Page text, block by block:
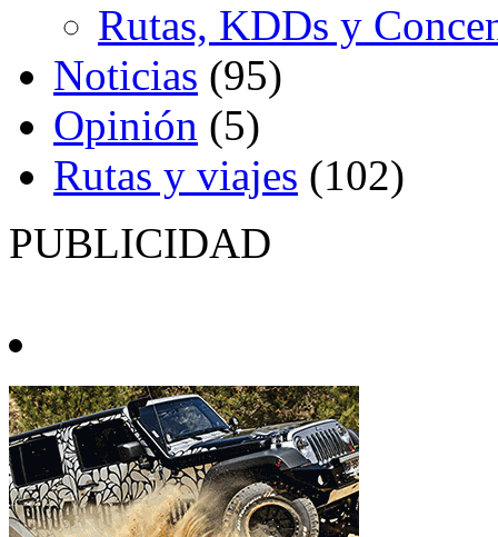
Rutas, KDDs y
Noticias (95)
Opinión (5)
Rutas y viajes (102)
PUBLICIDAD